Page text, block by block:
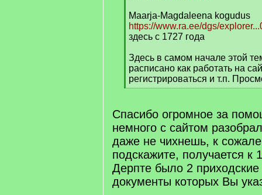
Maarja-Magdaleena kogudus
https://www.ra.ee/dgs/
здесь с 1727 года
Здесь в самом начале этой
расписано как работать на
регистрироваться и т.п.
[
q
]
Спасибо огромное за
немного с сайтом
даже не чихнешь, к
подскажите, получается к
Дерпте было 2
документы которых Вы